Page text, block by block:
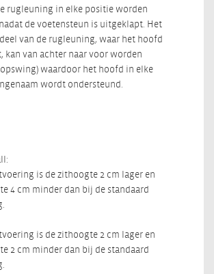
rugleuning in elke positie worden
de voetensteun is uitgeklapt. Het
van de rugleuning, waar het hoofd
kan van achter naar voor worden
waardoor het hoofd in elke
wordt ondersteund.
is de zithoogte 2 cm lager en
4 cm minder dan bij de standaard
is de zithoogte 2 cm lager en
2 cm minder dan bij de standaard